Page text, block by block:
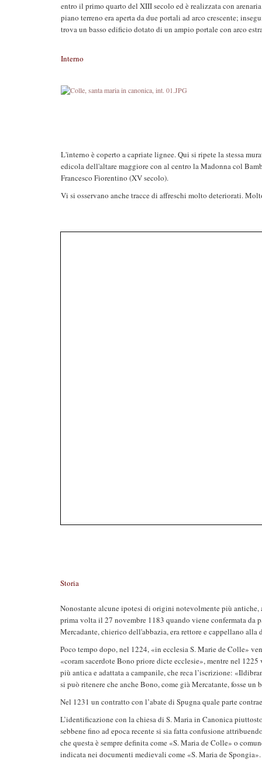
entro il primo quarto del XIII secolo ed è realizzata con
piano terreno era aperta da due portali ad arco crescente;
trova un basso edificio dotato di un ampio portale con arco
Interno
L'interno è coperto a capriate lignee. Qui si ripete la stessa
edicola dell'altare maggiore con al centro la Madonna col
Francesco Fiorentino (XV secolo).
Vi si osservano anche tracce di affreschi molto deteriorati.
Storia
Nonostante alcune ipotesi di origini notevolmente più
prima volta il 27 novembre 1183 quando viene confermata da
Mercadante, chierico dell'abbazia, era rettore e cappellano alla
Poco tempo dopo, nel 1224, «in ecclesia S. Marie de Colle»
«coram sacerdote Bono priore dicte ecclesie», mentre nel
più antica e adattata a campanile, che reca l’iscrizione:
si può ritenere che anche Bono, come già Mercatante, fosse un
Nel 1231 un contratto con l’abate di Spugna quale parte
L’identificazione con la chiesa di S. Maria in Canonica
sebbene fino ad epoca recente si sia fatta confusione
che questa è sempre definita come «S. Maria de Colle» o
indicata nei documenti medievali come «S. Maria de Spongia».